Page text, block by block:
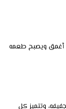
أغمق ويصبح طعمه
وتتميز كل